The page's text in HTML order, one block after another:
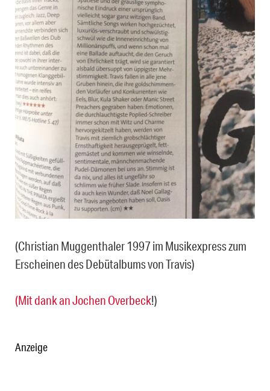
(Christian Muggenthaler 1997 im Musikexpress zum
Erscheinen des Debütalbums von Travis)
(Mit dank anJochen Overbeck!)
Anzeige